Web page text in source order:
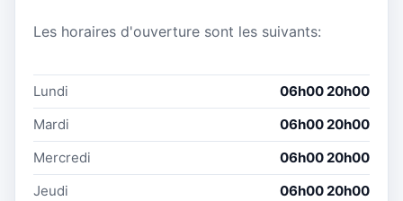
Les horaires d'ouverture sont les suivants:
Lundi
06h00 20h00
Mardi
06h00 20h00
Mercredi
06h00 20h00
Jeudi
06h00 20h00